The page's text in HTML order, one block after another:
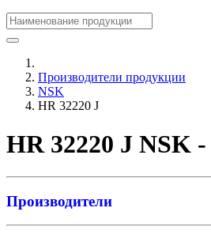
Производители продукции
NSK
HR 32220 J
HR 32220 J NSK
Производители